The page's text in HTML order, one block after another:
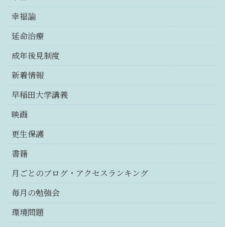
幸福論
延命治療
成年後見制度
新着情報
早稲田大学講義
映画
更生保護
書籍
月ごとのブログ・アクセスランキング
毎月の勉強会
環境問題